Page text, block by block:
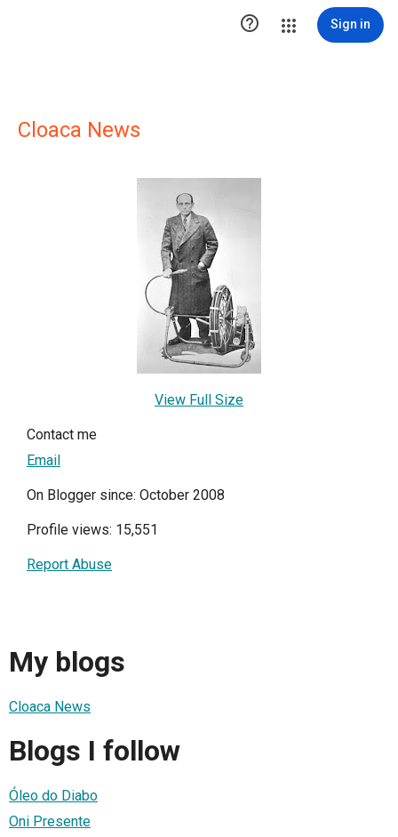
 Sign in
Cloaca News
View Full Size
Contact me
Email
On Blogger since: October 2008
Profile views: 15,551
Report Abuse
My blogs
Cloaca News
Blogs I follow
Óleo do Diabo
Oni Presente